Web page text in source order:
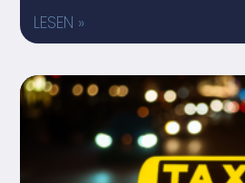
LESEN »